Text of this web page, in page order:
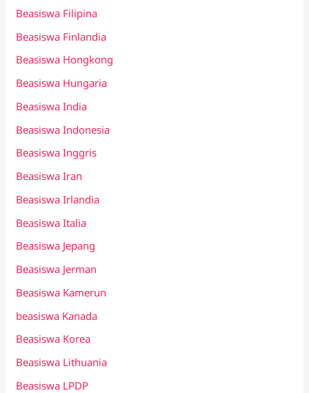
Beasiswa Filipina
Beasiswa Finlandia
Beasiswa Hongkong
Beasiswa Hungaria
Beasiswa India
Beasiswa Indonesia
Beasiswa Inggris
Beasiswa Iran
Beasiswa Irlandia
Beasiswa Italia
Beasiswa Jepang
Beasiswa Jerman
Beasiswa Kamerun
beasiswa Kanada
Beasiswa Korea
Beasiswa Lithuania
Beasiswa LPDP